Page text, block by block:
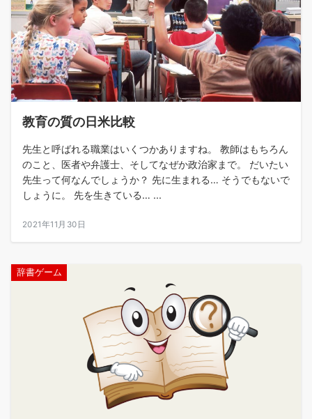
教育の質の日米比較
先生と呼ばれる職業はいくつかありますね。 教師はもちろん
のこと、医者や弁護士、そしてなぜか政治家まで。 だいたい
先生って何なんでしょうか？ 先に生まれる… そうでもないで
しょうに。 先を生きている… ...
2021年11月30日
辞書ゲーム